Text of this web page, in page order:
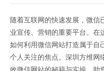
随着互联网的快速发展，微信
业宣传、营销的重要平台。在
如何利用微信网站打造属于自
个人关注的焦点。深圳方维网